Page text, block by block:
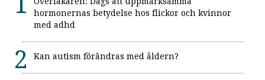
hormonernas betydelse hos flickor och kvinnor
med adhd
Kan autism förändras med åldern?